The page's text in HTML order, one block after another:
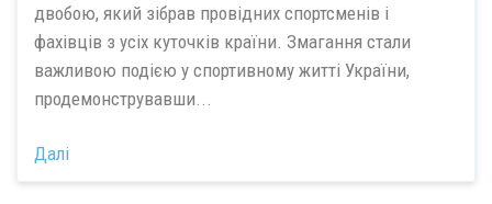
двобою, який зібрав провідних спортсменів і
фахівців з усіх куточків країни. Змагання стали
важливою подією у спортивному житті України,
продемонструвавши...
Далі